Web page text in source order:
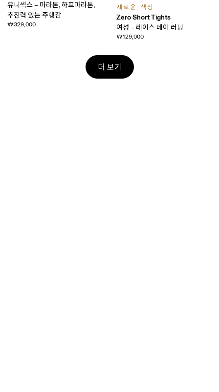
유니섹스 – 마라톤, 하프마라톤,
추진력 있는 주행감
₩329,000
새로운 색상
Zero Short Tights
여성 – 레이스 데이 러닝
₩129,000
더 보기